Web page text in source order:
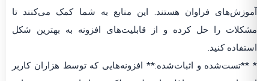
آموزش‌های فراوان هستند. این منابع به شما کمک می‌کنند تا
مشکلات را حل کرده و از قابلیت‌های افزونه به بهترین شکل
استفاده کنید.
* **تست‌شده و اثبات‌شده:** افزونه‌هایی که توسط هزاران کاربر